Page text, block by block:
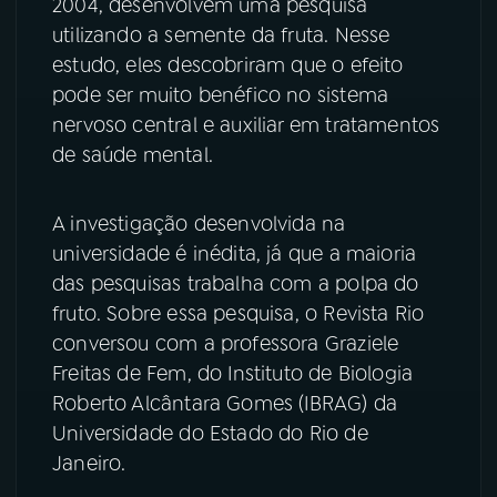
YouTube Facebook
Instagram X
TikTok
utilizando a semente da fruta. Nesse
estudo, eles descobriram que o efeito
pode ser muito benéfico no sistema
nervoso central e auxiliar em tratamentos
de saúde mental.
A investigação desenvolvida na
universidade é inédita, já que a maioria
das pesquisas trabalha com a polpa do
fruto. Sobre essa pesquisa, o Revista Rio
conversou com a professora Graziele
Freitas de Fem, do Instituto de Biologia
Roberto Alcântara Gomes (IBRAG) da
Universidade do Estado do Rio de
Janeiro.